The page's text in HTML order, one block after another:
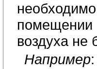
воздуха не
Например: